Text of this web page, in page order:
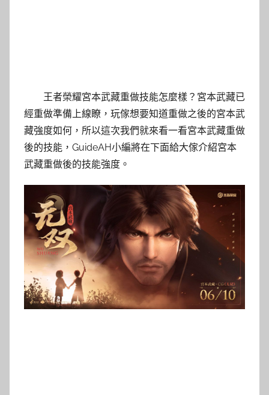
王者榮耀宮本武藏重做技能怎麼樣？宮本武藏已
經重做準備上線瞭，玩傢想要知道重做之後的宮本武
藏強度如何，所以這次我們就來看一看宮本武藏重做
後的技能，GuideAH小編將在下面給大傢介紹宮本
武藏重做後的技能強度。